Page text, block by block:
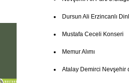
Dursun Ali Erzincanlı
Mustafa Ceceli Konseri
Memur Alımı
Atalay Demirci Nevşehir